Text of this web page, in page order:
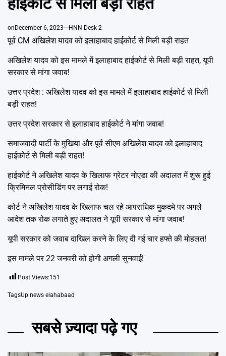
on December 6, 2023 HNN Desk 2
पूर्व CM अखिलेश यादव को इलाहाबाद हाईकोर्ट से मिली बड़ी राहत
अखिलेश यादव को इस मामले में इलाहाबाद हाईकोर्ट से मिली बड़ी राहत, यूपी
सरकार से मांगा जवाब!
उत्तर प्रदेश : अखिलेश यादव को इस मामले में इलाहाबाद हाईकोर्ट से मिली
बड़ी राहत!
उत्तर प्रदेश सरकार से इलाहाबाद हाईकोर्ट ने मांगा जवाब!
समाजवादी पार्टी के मुखिया और पूर्व सीएम अखिलेश यादव को इलाहाबाद
हाईकोर्ट से मिली बड़ी राहत!
हाईकोर्ट ने अखिलेश यादव के खिलाफ ग्रेटर नोएडा की अदालत में शुरू हुई
क्रिमिनल प्रोसीडिंग पर लगाई रोक!
कोर्ट ने अखिलेश यादव के खिलाफ चल रहे आपराधिक मुकदमे पर अगले
आदेश तक रोक लगाते हुए अदालत ने यूपी सरकार से मांगा जवाब!
यूपी सरकार को जवाब दाखिल करने के लिए दी गई चार हफ्ते की मोहलत!
इस मामले पर 22 जनवरी को होगी अगली सुनवाई!
Post Views:151
TagsUp news elahabaad
सबसे ज़्यादा पढ़े गए